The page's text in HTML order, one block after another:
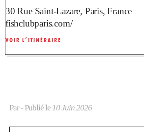
30 Rue Saint-Lazare, Paris, France
fishclubparis.com/
VOIR L’ITINÉRAIRE
Par- Publié le 10 Juin 2026